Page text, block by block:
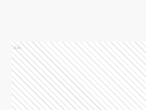
Ads